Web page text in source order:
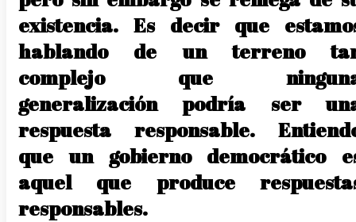
existencia. Es decir que
hablando de un terreno
complejo que
generalización podría ser
respuesta responsable.
que un gobierno democrático
aquel que produce
responsables.